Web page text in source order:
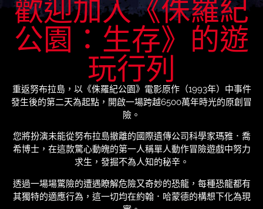
歡迎加入《侏羅紀
公園：生存》的遊
玩行列
重返努布拉島，以《侏羅紀公園》電影原作（1993年）中事件
發生後的第二天為起點，開啟一場跨越6500萬年時光的原創冒
險。
您將扮演未能從努布拉島撤離的國際遺傳公司科學家瑪雅．喬
希博士，在這款驚心動魄的第一人稱單人動作冒險遊戲中努力
求生，發掘不為人知的秘辛。
透過一場場驚險的遭遇瞭解危險又奇妙的恐龍，每種恐龍都有
其獨特的適應行為，這一切均在約翰．哈蒙德的構想下化為現